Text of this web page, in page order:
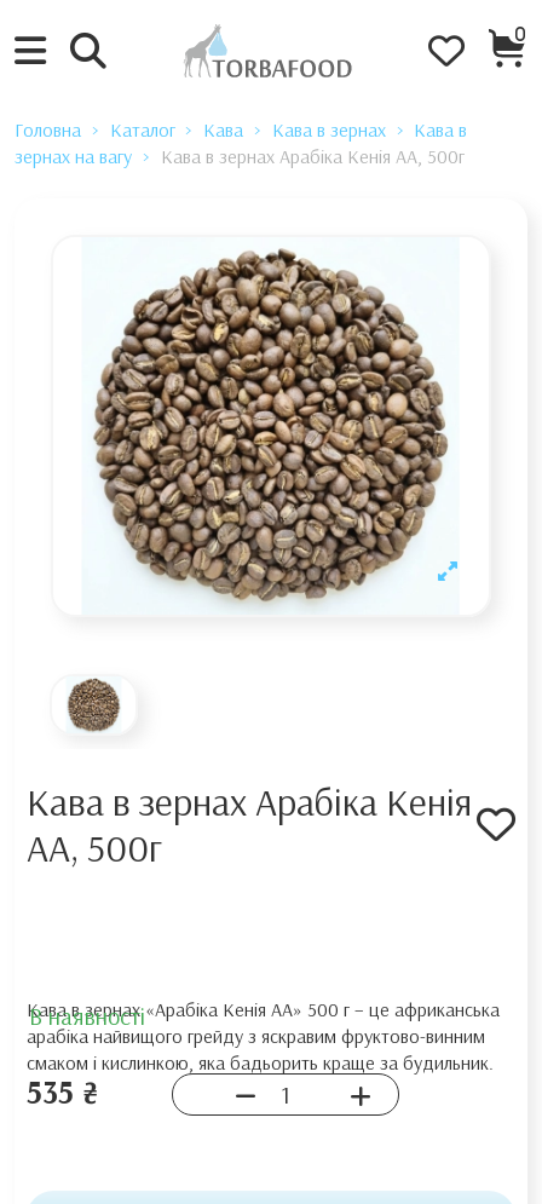
0
Головна Каталог Кава Кава в зернах
Кава в
зернах на вагу
Кава в зернах Арабіка Кенія АА, 500г
Кава в зернах Арабіка Кенія
АА, 500г
Кава в зернах «Арабіка Кенія АА» 500 г – це африканська
арабіка найвищого грейду з яскравим фруктово-винним
смаком і кислинкою, яка бадьорить краще за будильник.
В наявності
535 ₴